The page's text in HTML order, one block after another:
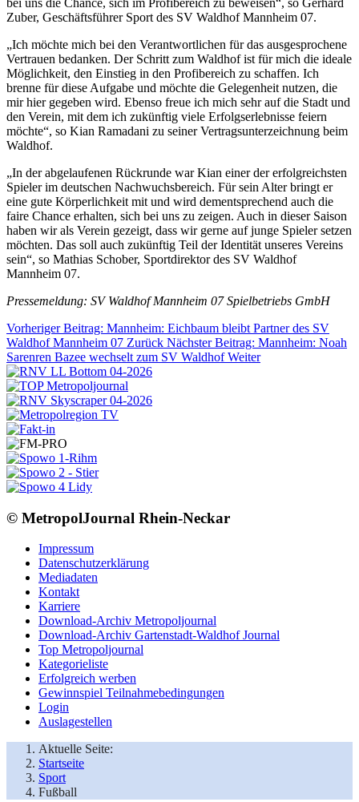
Zuber, Geschäftsführer Sport des SV Waldhof Mannheim 07.
„Ich möchte mich bei den Verantwortlichen für das ausgesprochene
Vertrauen bedanken. Der Schritt zum Waldhof ist für mich die ideale
Möglichkeit, den Einstieg in den Profibereich zu schaffen. Ich
brenne für diese Aufgabe und möchte die Gelegenheit nutzen, die
mir hier gegeben wird. Ebenso freue ich mich sehr auf die Stadt und
den Verein, mit dem ich zukünftig viele Erfolgserlebnisse feiern
möchte“, so Kian Ramadani zu seiner Vertragsunterzeichnung beim
Waldhof.
„In der abgelaufenen Rückrunde war Kian einer der erfolgreichsten
Spieler im deutschen Nachwuchsbereich. Für sein Alter bringt er
eine gute Körperlichkeit mit und wird dementsprechend auch die
faire Chance erhalten, sich bei uns zu zeigen. Auch in dieser Saison
haben wir als Verein gezeigt, dass wir gerne auf junge Spieler setzen
möchten. Das soll auch zukünftig Teil der Identität unseres Vereins
sein“, so Mathias Schober, Sportdirektor des SV Waldhof
Mannheim 07.
Pressemeldung: SV Waldhof Mannheim 07 Spielbetriebs GmbH
Vorheriger Beitrag: Mannheim: Eichbaum bleibt Partner des SV
Waldhof Mannheim 07 Zurück Nächster Beitrag: Mannheim: Noah
Sarenren Bazee wechselt zum SV WaldhofWeiter
© MetropolJournal Rhein-Neckar
Impressum
Datenschutzerklärung
Mediadaten
Kontakt
Karriere
Download-Archiv Metropoljournal
Download-Archiv Gartenstadt-Waldhof Journal
Top Metropoljournal
Kategorieliste
Erfolgreich werben
Gewinnspiel Teilnahmebedingungen
Login
Auslagestellen
Aktuelle Seite:
Startseite
Sport
Fußball